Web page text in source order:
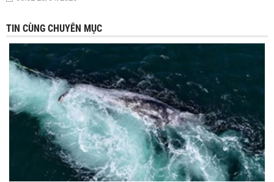
TIN CÙNG CHUYÊN MỤC